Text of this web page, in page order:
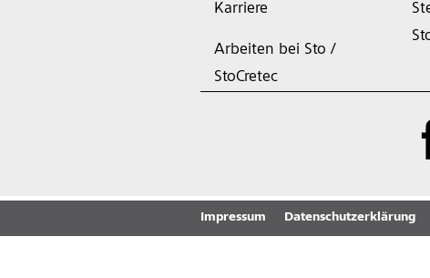
Karriere
Arbeiten bei Sto /
StoCretec
Impressum Datenschutzerklärung